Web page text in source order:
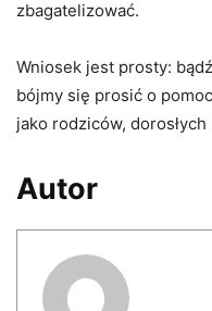
zbagatelizować.
Wniosek jest prosty:
bójmy się prosić o
jako rodziców,
Autor